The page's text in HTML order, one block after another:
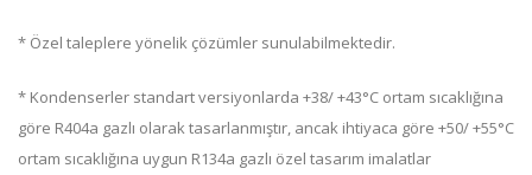
* Özel taleplere yönelik çözümler sunulabilmektedir.
* Kondenserler standart versiyonlarda +38/ +43°C ortam sıcaklığına
göre R404a gazlı olarak tasarlanmıştır, ancak ihtiyaca göre +50/ +55°C
ortam sıcaklığına uygun R134a gazlı özel tasarım imalatlar